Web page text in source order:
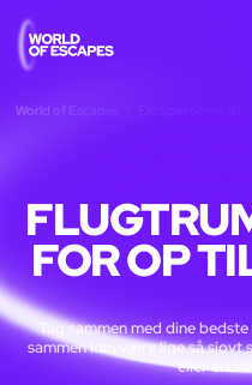
World of Escapes
FOR OP
Tag sammen med dine
sammen kan være lige så
eller